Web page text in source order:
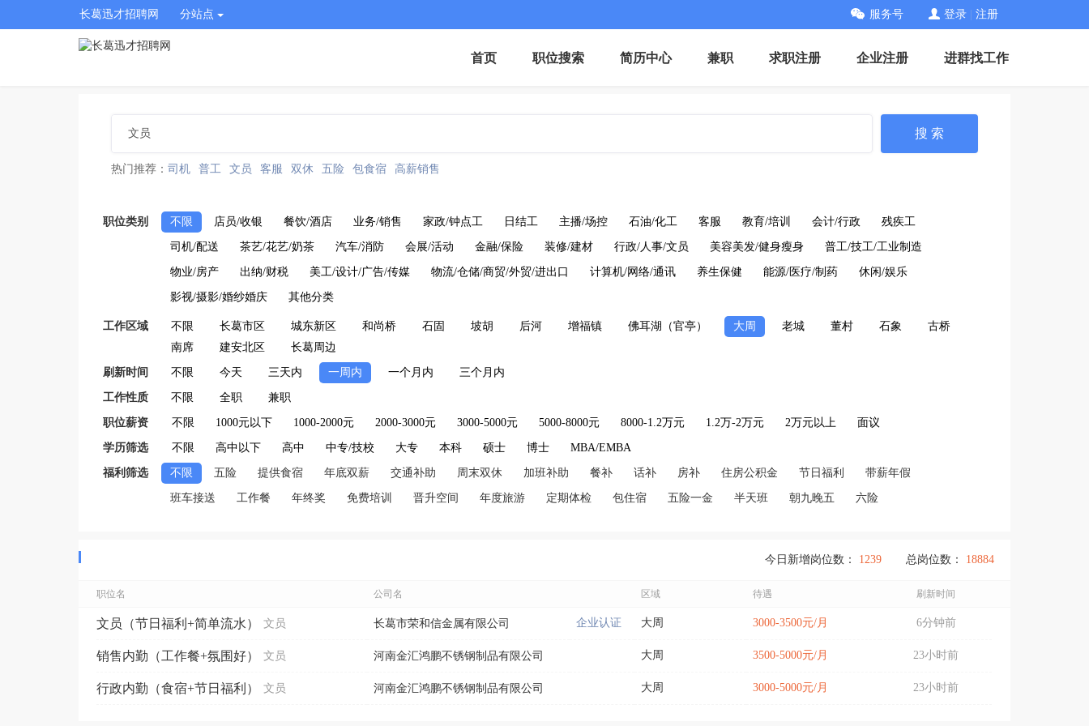
长葛迅才招聘网 分站点 服务号 登录 注册
首页 职位搜索 简历中心 兼职 求职注册 企业注册 进群找工作
搜 索
热门推荐： 司机 普工 文员 客服 双休 五险 包食宿 高薪销售
职位类别 不限 店员/收银 餐饮/酒店 业务/销售 家政/钟点工 日结工 主播/场控 石油/化工 客服 教育/培训 会计/行政 残疾工
司机/配送 茶艺/花艺/奶茶 汽车/消防 会展/活动 金融/保险 装修/建材 行政/人事/文员 美容美发/健身瘦身 普工/技工/工业制造
物业/房产 出纳/财税 美工/设计/广告/传媒 物流/仓储/商贸/外贸/进出口 计算机/网络/通讯 养生保健 能源/医疗/制药 休闲/娱乐
影视/摄影/婚纱婚庆 其他分类
工作区域 不限 长葛市区 城东新区 和尚桥 石固 坡胡 后河 增福镇 佛耳湖（官亭） 大周 老城 董村 石象
古桥
南席
建安北区 长葛周边
刷新时间 不限 今天 三天内 一周内 一个月内 三个月内
工作性质 不限 全职 兼职
职位薪资 不限 1000元以下 1000-2000元 2000-3000元 3000-5000元 5000-8000元 8000-1.2万元 1.2万-2万元 2万元以上 面议
学历筛选 不限 高中以下 高中 中专/技校 大专 本科 硕士 博士 MBA/EMBA
福利筛选 不限 五险 提供食宿 年底双薪 交通补助 周末双休 加班补助 餐补 话补 房补 住房公积金 节日福利 带薪年假
班车接送 工作餐 年终奖 免费培训 晋升空间 年度旅游 定期体检 包住宿 五险一金 半天班 朝九晚五 六险
总岗位数： 18884
今日新增岗位数： 1239
职位名 公司名 区域 待遇 刷新时间
文员（节日福利+简单流水） 文员 长葛市荣和信金属有限公司 企业认证 大周 3000-3500元/月 6分钟前
销售内勤（工作餐+氛围好） 文员 河南金汇鸿鹏不锈钢制品有限公司 大周 3500-5000元/月 23小时前
行政内勤（食宿+节日福利） 文员 河南金汇鸿鹏不锈钢制品有限公司 大周 3000-5000元/月 23小时前